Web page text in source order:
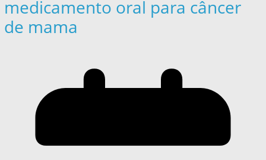
medicamento oral para câncer
de mama